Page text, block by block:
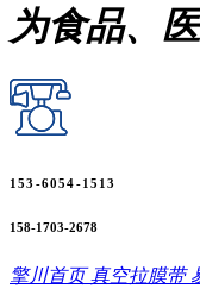
为食品、
153-6054-1513
158-1703-2678
擎川首页 真空拉膜带